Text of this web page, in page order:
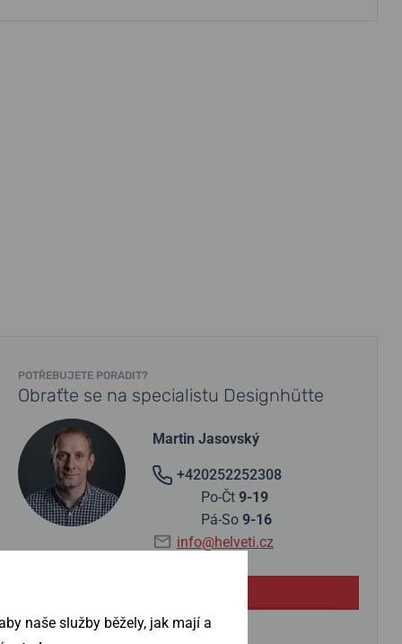
POTŘEBUJETE PORADIT?
Obraťte se na specialistu Designhütte
Martin Jasovský
+420252252308
Po-Čt 9-19
Pá-So 9-16
info@helveti.cz
naše služby běžely, jak mají a